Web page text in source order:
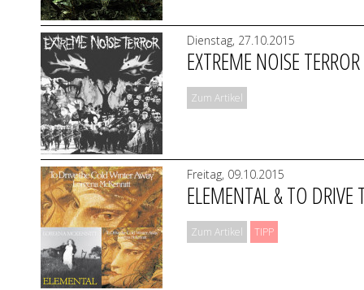
Dienstag, 27.10.2015
EXTREME NOISE
Zum Artikel
Freitag, 09.10.2015
ELEMENTAL & TO
Zum Artikel TIPP